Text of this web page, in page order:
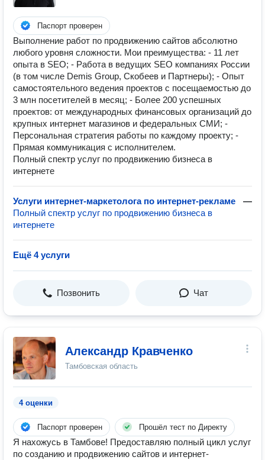
Паспорт проверен
Выполнение работ по продвижению сайтов абсолютно
любого уровня сложности. Мои преимущества: - 11 лет
опыта в SEO; - Работа в ведущих SEO компаниях России
(в том числе Demis Group, Скобеев и Партнеры); - Опыт
самостоятельного ведения проектов с посещаемостью до
3 млн посетителей в месяц; - Более 200 успешных
проектов: от международных финансовых организаций до
крупных интернет магазинов и федеральных СМИ; -
Персональная стратегия работы по каждому проекту; -
Прямая коммуникация с исполнителем.
Полный спектр услуг по продвижению бизнеса в
интернете
Услуги интернет-маркетолога по интернет-рекламе
—
Полный спектр услуг по продвижению бизнеса в
интернете
Ещё 4 услуги
Позвонить Чат
Александр Кравченко
Тамбовская область
4 оценки
Паспорт проверен Прошёл тест по Директу
Я нахожусь в Тамбове! Предоставляю полный цикл услуг
по созданию и продвижению сайтов и интернет-